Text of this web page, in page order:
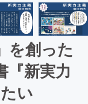
を創った
『新実力
い